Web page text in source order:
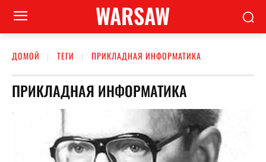
WARSAW
ДОМОЙ ТЕГИ ПРИКЛАДНАЯ ИНФОРМАТИКА
ПРИКЛАДНАЯ ИНФОРМАТИКА